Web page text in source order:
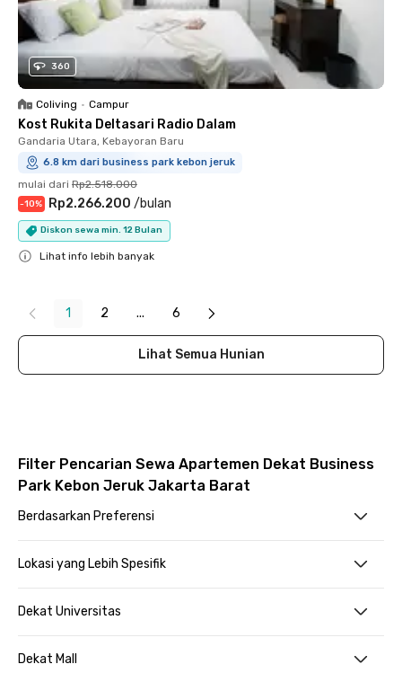
360
Coliving • Campur
Kost Rukita Deltasari Radio Dalam
Gandaria Utara, Kebayoran Baru
6.8 km dari business park kebon jeruk
mulai dari Rp2.518.000
-10% Rp2.266.200 /bulan
Diskon sewa min. 12 Bulan
Lihat info lebih banyak
1 2 ... 6
Lihat Semua Hunian
Filter Pencarian Sewa Apartemen Dekat Business
Park Kebon Jeruk Jakarta Barat
Berdasarkan Preferensi
Lokasi yang Lebih Spesifik
Dekat Universitas
Dekat Mall